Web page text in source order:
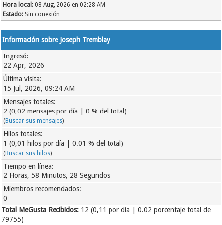
Hora local: 08 Aug, 2026 en 02:28 AM
Estado: Sin conexión
Información sobre Joseph Tremblay
Ingresó:
22 Apr, 2026
Última visita:
15 Jul, 2026, 09:24 AM
Mensajes totales:
2 (0,02 mensajes por día | 0 % del total)
(Buscar sus mensajes)
Hilos totales:
1 (0,01 hilos por día | 0.01 % del total)
(Buscar sus hilos)
Tiempo en línea:
2 Horas, 58 Minutos, 28 Segundos
Miembros recomendados:
0
Total MeGusta Recibidos: 12 (0,11 por día | 0.02 porcentaje total de
79755)